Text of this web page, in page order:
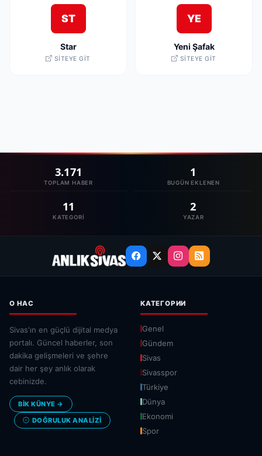
ST
Star
SITEYE GIT
YE
Yeni Şafak
SITEYE GIT
3.171
TOPLAM HABER
1
BUGÜN EKLENEN
11
KATEGORI
2
YAZAR
О НАС
Sivas'ın en güçlü dijital medya
portalı. Güncel haberler, son
dakika gelişmeleri ve şehre
dair her şey anlık olarak
cebinizde.
BİK KÜNYE →
DOĞRULUK ANALIZI
КАТЕГОРИИ
Genel
Gündem
Sivas
Sivasspor
Türkiye
Dünya
Ekonomi
Spor